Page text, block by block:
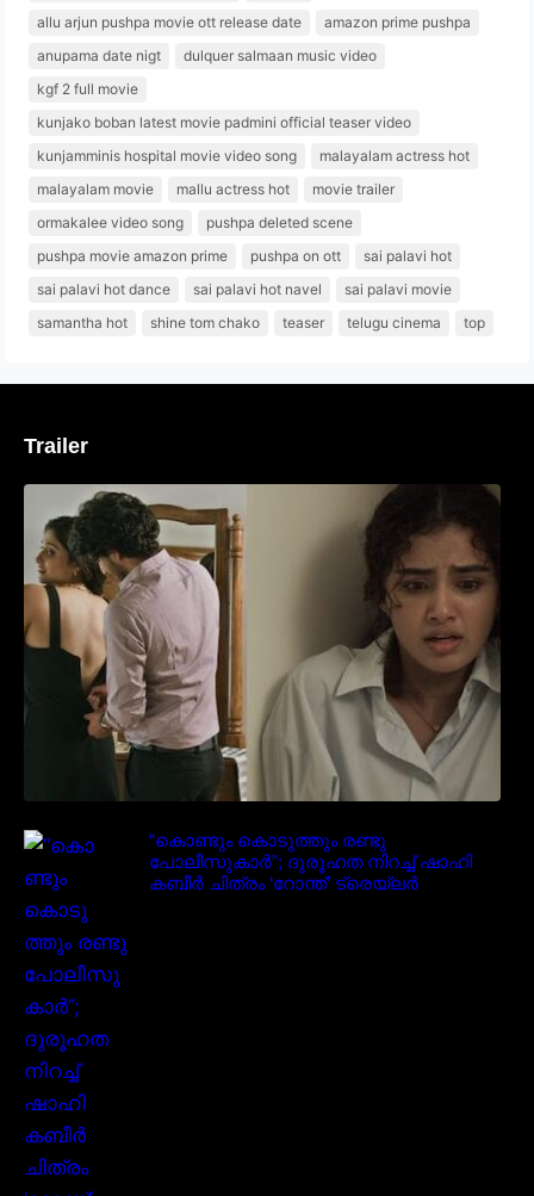
allu arjun pushpa movie ott release date
amazon prime pushpa
anupama date nigt
dulquer salmaan music video
kgf 2 full movie
kunjako boban latest movie padmini official teaser video
kunjamminis hospital movie video song
malayalam actress hot
malayalam movie
mallu actress hot
movie trailer
ormakalee video song
pushpa deleted scene
pushpa movie amazon prime
pushpa on ott
sai palavi hot
sai palavi hot dance
sai palavi hot navel
sai palavi movie
samantha hot
shine tom chako teaser telugu cinema top
Trailer
‘മരീചിക’യുമായി അനുപമ പരമേശ്വരൻ;
മിസ്റ്ററി ത്രില്ലർ ട്രെയിലർ
വൈറലാകുന്നു..
“കൊണ്ടും കൊടുത്തും രണ്ടു
പോലീസുകാർ”; ദുരൂഹത നിറച്ച് ഷാഹി
കബീർ ചിത്രം ‘റോന്ത്’ ട്രെയ്‌ലർ